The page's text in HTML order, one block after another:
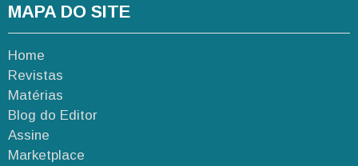
MAPA DO SITE
Home
Revistas
Matérias
Blog do Editor
Assine
Marketplace